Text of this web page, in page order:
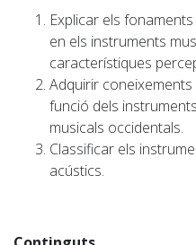
Explicar els
en els instruments
característiques
Adquirir
funció dels
musicals occidentals.
Classificar els
acústics.